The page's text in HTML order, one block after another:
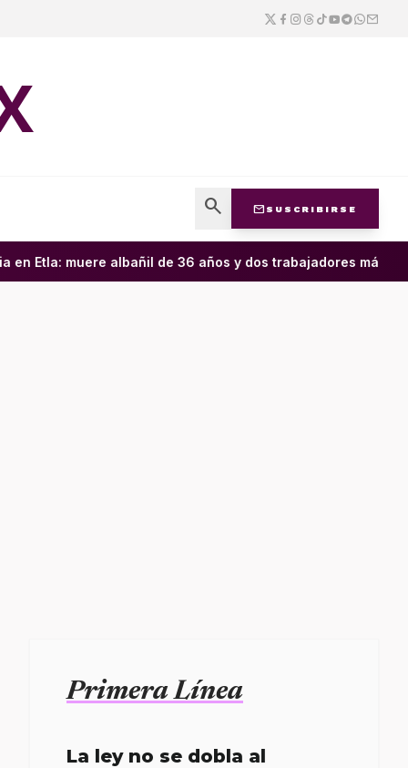
search mail SUSCRIBIRSE
Etla: muere albañil de 36 años y dos trabajadores más
Primera Línea
La ley no se dobla al